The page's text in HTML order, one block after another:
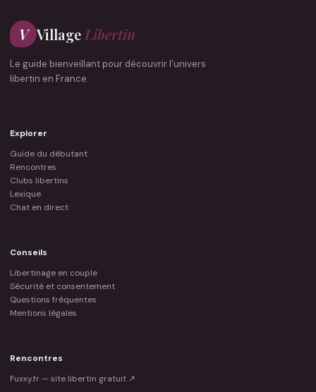
V Village Libertin
Le guide bienveillant pour découvrir l’univers
libertin en France.
Explorer
Guide du débutant
Rencontres
Clubs libertins
Lexique
Chat en direct
Conseils
Libertinage en couple
Sécurité et consentement
Questions fréquentes
Mentions légales
Rencontres
Fuxxy.fr — site libertin gratuit ↗